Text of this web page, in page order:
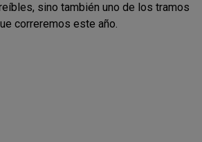
sino también uno de los tramos
correremos este año.